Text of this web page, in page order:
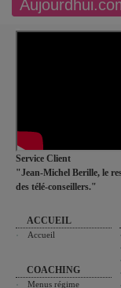
Service Client
"Jean-Michel Berille, le
des télé-conseillers."
ACCUEIL
Accueil
COACHING
Menus régime